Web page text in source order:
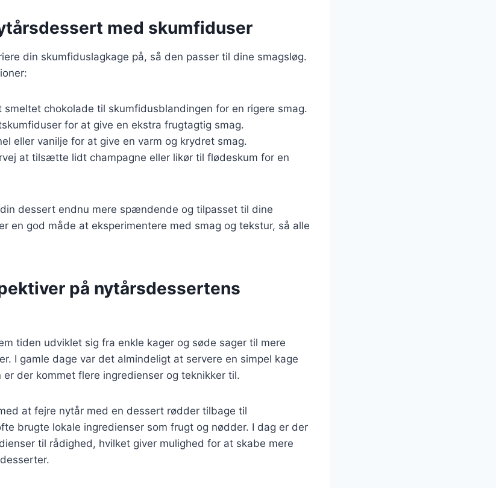
med skumfiduser
din skumfiduslagkage på, så den passer til dine smagsløg.
chokolade til skumfidusblandingen for en rigere smag.
for at give en ekstra frugtagtig smag.
eller vanilje for at give en varm og krydret smag.
at tilsætte lidt champagne eller likør til flødeskum for en
dessert endnu mere spændende og tilpasset til dine
en god måde at eksperimentere med smag og tekstur, så alle
på nytårsdessertens
tiden udviklet sig fra enkle kager og søde sager til mere
I gamle dage var det almindeligt at servere en simpel kage
der kommet flere ingredienser og teknikker til.
at fejre nytår med en dessert rødder tilbage til
brugte lokale ingredienser som frugt og nødder. I dag er der
til rådighed, hvilket giver mulighed for at skabe mere